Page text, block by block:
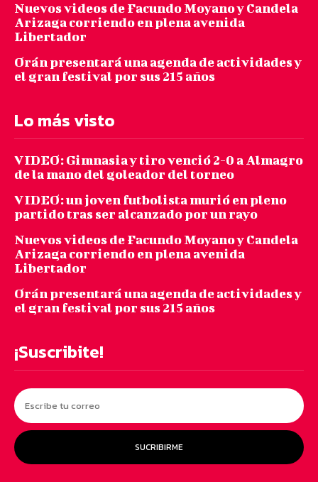
Nuevos videos de Facundo Moyano y Candela
Arizaga corriendo en plena avenida
Libertador
Orán presentará una agenda de actividades y
el gran festival por sus 215 años
Lo más visto
VIDEO: Gimnasia y tiro venció 2-0 a Almagro
de la mano del goleador del torneo
VIDEO: un joven futbolista murió en pleno
partido tras ser alcanzado por un rayo
Nuevos videos de Facundo Moyano y Candela
Arizaga corriendo en plena avenida
Libertador
Orán presentará una agenda de actividades y
el gran festival por sus 215 años
¡Suscribite!
SUCRIBIRME